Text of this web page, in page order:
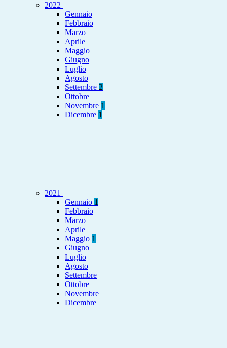
2022
Gennaio
Febbraio
Marzo
Aprile
Maggio
Giugno
Luglio
Agosto
Settembre 2
Ottobre
Novembre 1
Dicembre 1
2021
Gennaio 1
Febbraio
Marzo
Aprile
Maggio 1
Giugno
Luglio
Agosto
Settembre
Ottobre
Novembre
Dicembre